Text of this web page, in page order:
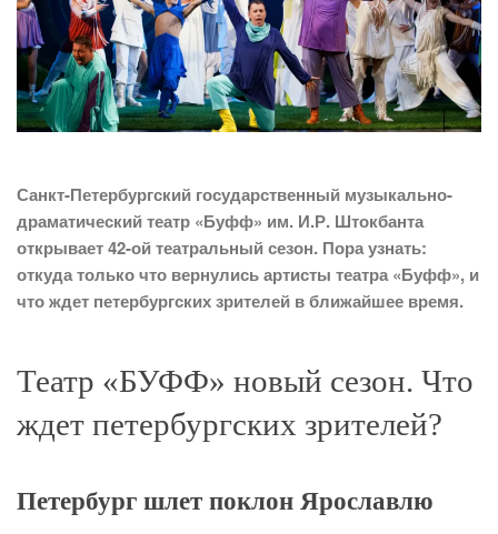
Санкт-Петербургский государственный музыкально-
драматический театр «Буфф» им. И.Р. Штокбанта
открывает 42-ой театральный сезон. Пора узнать:
откуда только что вернулись артисты театра «Буфф», и
что ждет петербургских зрителей в ближайшее время.
Театр «БУФФ» новый сезон. Что
ждет петербургских зрителей?
Петербург шлет поклон Ярославлю